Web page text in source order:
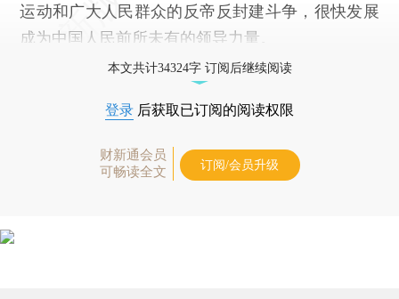
运动和广大人民群众的反帝反封建斗争，很快发展
成为中国人民前所未有的领导力量。
本文共计34324字 订阅后继续阅读
登录 后获取已订阅的阅读权限
财新通会员
可畅读全文
订阅/会员升级